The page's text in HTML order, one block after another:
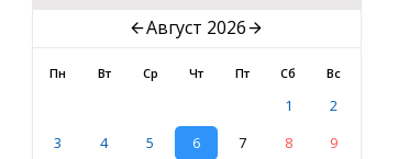
Август 2026
Пн Вт Ср Чт Пт Сб Вс
1
2
3
4 5 6 7 8
9